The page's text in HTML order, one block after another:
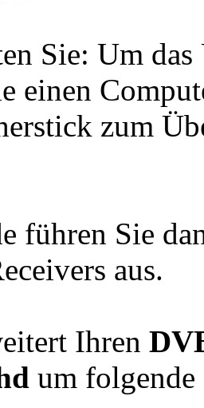
Sie: Um
einen
zum
führen Sie
aus.
Ihren
um